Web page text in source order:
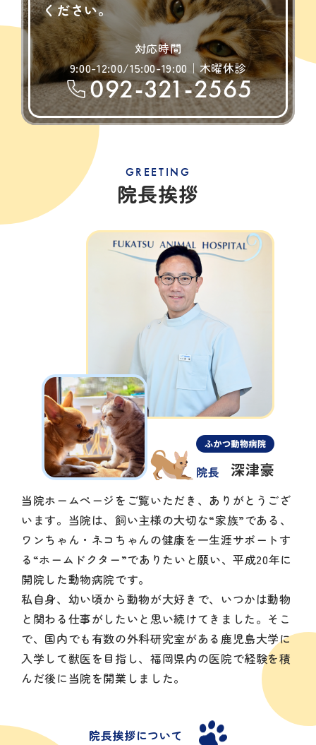
ください。
対応時間
9:00-12:00/15:00-19:00｜木曜休診
092-321-2565
GREETING
院長挨拶
当院ホームページをご覧いただき、ありがとうござ
います。当院は、飼い主様の大切な“家族”である、
ワンちゃん・ネコちゃんの健康を一生涯サポートす
る“ホームドクター”でありたいと願い、平成20年に
開院した動物病院です。
私自身、幼い頃から動物が大好きで、いつかは動物
と関わる仕事がしたいと思い続けてきました。そこ
で、国内でも有数の外科研究室がある鹿児島大学に
入学して獣医を目指し、福岡県内の医院で経験を積
んだ後に当院を開業しました。
院長挨拶について